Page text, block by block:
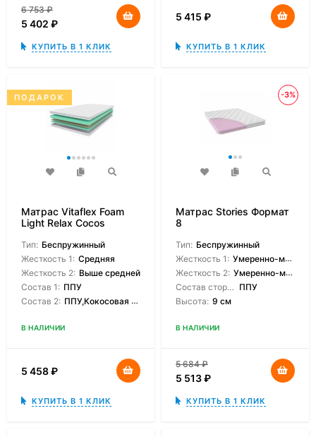
6 753₽
5 402 ₽
КУПИТЬ В 1 КЛИК
5 415 ₽
КУПИТЬ В 1 КЛИК
ПОДАРОК
Матрас Vitaflex Foam
Light Relax Cocos
Тип: Беспружинный
Жесткость 1: Средняя
Жесткость 2: Выше средней
Состав 1: ППУ
Состав 2: ППУ,Кокосовая койра
В НАЛИЧИИ
5 458₽
КУПИТЬ В 1 КЛИК
-3%
Матрас Stories Формат
8
Тип: Беспружинный
Жесткость 1: Умеренно-мягкая
Жесткость 2: Умеренно-мягкая
Состав сторон: ППУ
Высота: 9 см
В НАЛИЧИИ
5 684₽
5 513₽
КУПИТЬ В 1 КЛИК